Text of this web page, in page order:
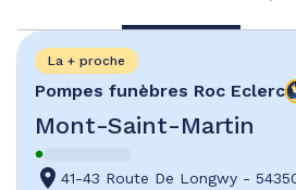
Pompes funèbres Roc Eclerc
Mont-Saint-Martin
La + proche
41-43 Route De Longwy -